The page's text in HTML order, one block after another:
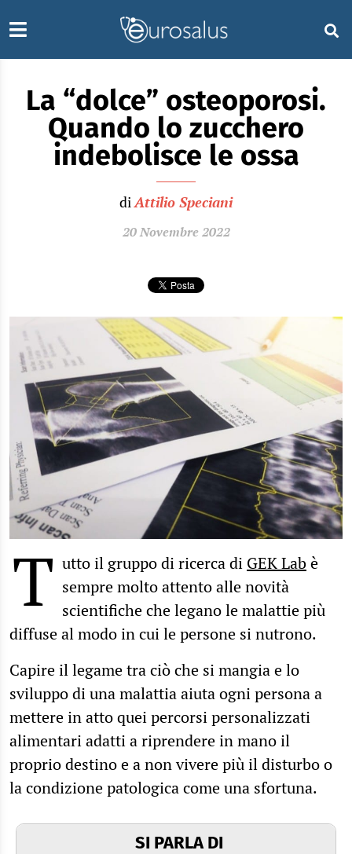
La “dolce” osteoporosi.
Quando lo zucchero
indebolisce le ossa
diAttilio Speciani
20 Novembre 2022
T utto il gruppo di ricerca di GEK Lab è
sempre molto attento alle novità
scientifiche che legano le malattie più
diffuse al modo in cui le persone si nutrono.
Capire il legame tra ciò che si mangia e lo
sviluppo di una malattia aiuta ogni persona a
mettere in atto quei percorsi personalizzati
alimentari adatti a riprendere in mano il
proprio destino e a non vivere più il disturbo o
la condizione patologica come una sfortuna.
SI PARLA DI